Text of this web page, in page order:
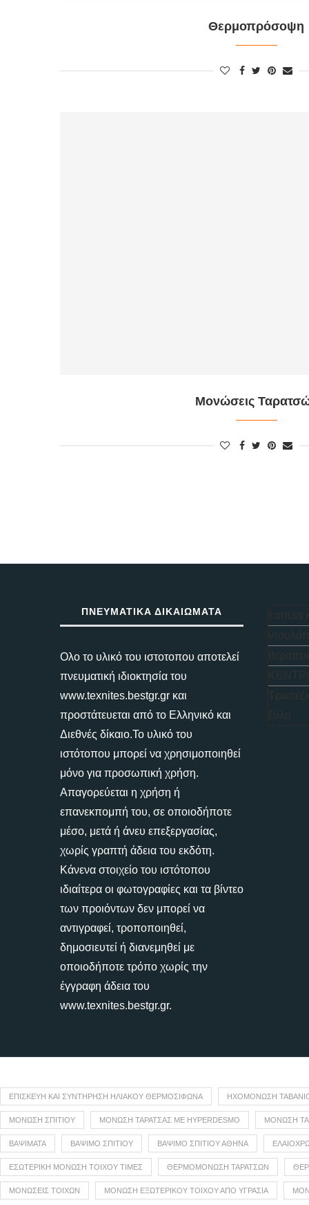
Θερμοπρόσοψη
Μονώσεις
ΠΝΕΥΜΑΤΙΚΆ ΔΙΚΑΙΏΜΑΤΑ
Ολο το υλικό του ιστοτοπου αποτελεί
πνευματική ιδιοκτησία του
www.texnites.bestgr.gr και
προστάτευεται από το Ελληνικό και
Διεθνές δίκαιο.Το υλικό του
ιστότοπου μπορεί να χρησιμοποιηθεί
μόνο για προσωπική χρήση.
Απαγορεύεται η χρήση ή
επανεκπομπή του, σε οποιοδήποτε
μέσο, μετά ή άνευ επεξεργασίας,
χωρίς γραπτή άδεια του εκδότη.
Κάνενα στοιχείο του ιστότοπου
ιδιαίτερα οι φωτογραφίες και τα βίντεο
των προιόντων δεν μπορεί να
αντιγραφεί, τροποποιηθεί,
δημοσιευτεί ή διανεμηθεί με
οποιοδήποτε τρόπο χωρίς την
έγγραφη άδεια του
www.texnites.bestgr.gr.
έπιπλα
ξύλο
ΕΠΙΣΚΕΥΉ ΚΑΙ ΣΥΝΤΉΡΗΣΗ ΗΛΙΑΚΟΎ ΘΕΡΜΟΣΊΦΩΝΑ ΗΧΟΜΌΝΩΣΗ
ΜΌΝΩΣΗ ΣΠΙΤΙΟΎ ΜΌΝΩΣΗ ΤΑΡΆΤΣΑΣ ΜΕ HYPERDESMO ΜΌΝΩΣΗ
ΒΑΨΊΜΑΤΑ ΒΑΨΙΜΟ ΣΠΙΤΙΟΥ ΒΑΨΙΜΟ ΣΠΙΤΙΟΥ ΑΘΗΝΑ
ΕΣΩΤΕΡΙΚΗ ΜΟΝΩΣΗ ΤΟΙΧΟΥ ΤΙΜΕΣ ΘΕΡΜΟΜΟΝΩΣΗ ΤΑΡΑΤΣΩΝ
ΜΟΝΩΣΕΙΣ ΤΟΙΧΩΝ ΜΟΝΩΣΗ ΕΞΩΤΕΡΙΚΟΥ ΤΟΙΧΟΥ ΑΠΟ ΥΓΡΑΣΙΑ